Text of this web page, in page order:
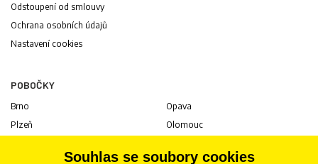
Odstoupení od smlouvy
Ochrana osobních údajů
Nastavení cookies
POBOČKY
Brno
Plzeň
Opava
Olomouc
Pardubice
Souhlas se soubory cookies